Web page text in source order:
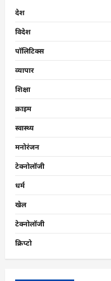
चयन
देश
विदेश
पॉलिटिक्स
व्यापार
शिक्षा
क्राइम
स्वास्थ्य
मनोरंजन
टेक्नोलॉजी
धर्म
खेल
टेक्नोलॉजी
क्रिप्टो